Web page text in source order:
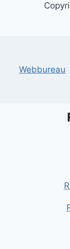
Webbureau